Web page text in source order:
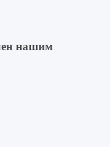
нашим